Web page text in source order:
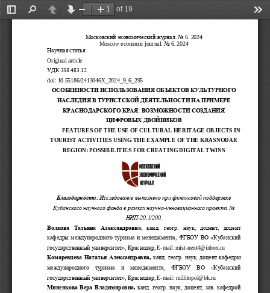
Toggle
PreviousNext
of 19
ZoomZoom
Московский экономический журнал. No 6. 2024
Moscow economic journal . No 6. 2024
Научная статья
Original article
УДК 338.483.12
doi: 10.55186/2413046X_2024_9_6_295
ОСОБЕННОСТИ ИСПОЛЬЗОВАНИЯ ОБЪЕКТОВ КУЛЬТУРНОГО
НАСЛЕДИЯ В ТУРИСТСКОЙ ДЕЯТЕЛЬНОСТИ НА ПРИМЕРЕ
КРАСНОДАРСКОГО КРАЯ: ВОЗМОЖНОСТИ СОЗДАНИЯ
ЦИФРОВЫХ ДВОЙНИКОВ
FEATURES OF THE USE OF CULTURAL HERITAGE OBJECTS IN
TOURIST ACTIVITIES USING THE EXAMPLE OF THE KRASNODAR
REGION: POSSIBILITIES FOR CREATING DIGITAL TWINS
Благодарности: Исследование выполнено при финансовой поддержке
Кубанского научного фонда в рамках научно-инновационного проекта No
НИП-20.1/200.
Волкова  Татьяна Александровна, канд. геогр.
наук,  доцент,  доцент
кафедры международного туризма и менеджмента
ФГБОУ ВО «Кубанский
государственный университет» Краснодар, E-mail:mist-next4@inbox.ru
Комаревцева Наталья Александровна, канд. геогр. наук, доцент кафедры
международного  туризма  и  менеджмента
ФГБОУ  ВО  «Кубанский
государственный университет» Краснодар, E-mail: millitopol@bk.ru
Миненкова Вера Владимировна, канд. геогр. наук , доцент, зав. кафедрой